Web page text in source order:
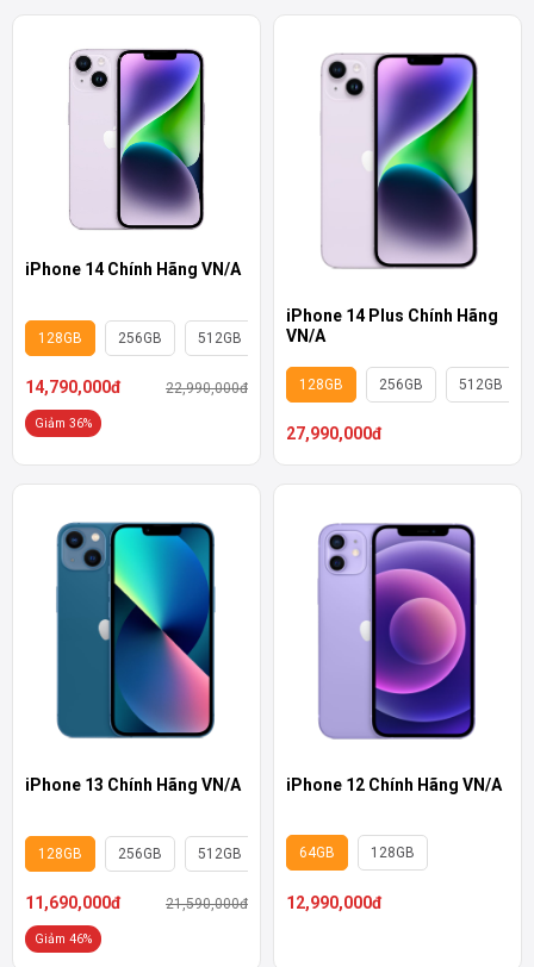
iPhone 14 Chính Hãng VN/A
128GB 256GB 512GB
14,790,000đ 22,990,000đ
Giảm 36%
iPhone 14 Plus Chính Hãng
VN/A
128GB 256GB 512GB
27,990,000đ
iPhone 13 Chính Hãng VN/A
128GB 256GB 512GB
11,690,000đ 21,590,000đ
Giảm 46%
iPhone 12 Chính Hãng VN/A
64GB 128GB
12,990,000đ